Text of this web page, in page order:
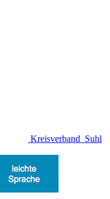
Kreisverband Suhl